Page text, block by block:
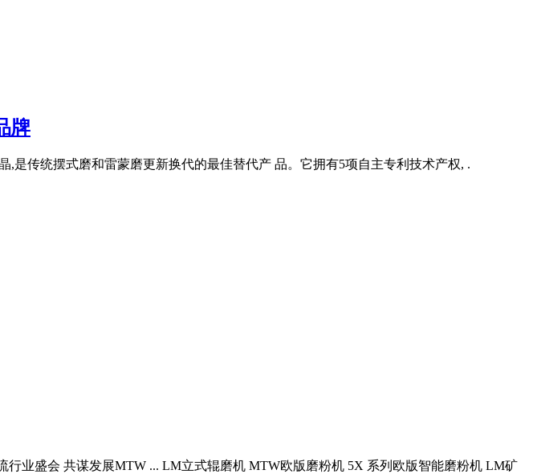
牌
是传统摆式磨和雷蒙磨更新换代的最佳替代产 品。它拥有5项自主专利技术产权, .
行业盛会 共谋发展MTW ... LM立式辊磨机 MTW欧版磨粉机 5X 系列欧版智能磨粉机 LM矿